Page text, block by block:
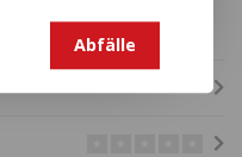
Abfälle